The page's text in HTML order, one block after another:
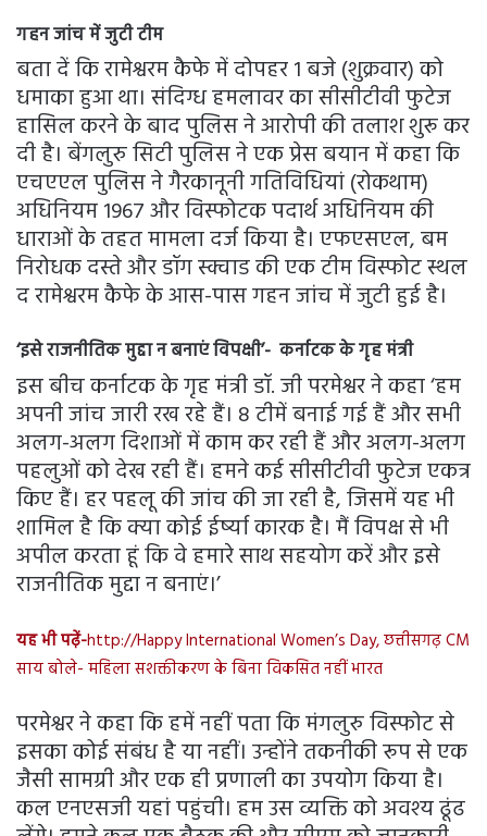
गहन जांच में जुटी टीम
बता दें कि रामेश्वरम कैफे में दोपहर 1 बजे (शुक्रवार) को
धमाका हुआ था। संदिग्ध हमलावर का सीसीटीवी फुटेज
हासिल करने के बाद पुलिस ने आरोपी की तलाश शुरू कर
दी है। बेंगलुरु सिटी पुलिस ने एक प्रेस बयान में कहा कि
एचएएल पुलिस ने गैरकानूनी गतिविधियां (रोकथाम)
अधिनियम 1967 और विस्फोटक पदार्थ अधिनियम की
धाराओं के तहत मामला दर्ज किया है। एफएसएल, बम
निरोधक दस्ते और डॉग स्क्वाड की एक टीम विस्फोट स्थल
द रामेश्वरम कैफे के आस-पास गहन जांच में जुटी हुई है।
‘इसे राजनीतिक मुद्दा न बनाएं विपक्षी’- कर्नाटक के गृह मंत्री
इस बीच कर्नाटक के गृह मंत्री डॉ. जी परमेश्वर ने कहा ‘हम
अपनी जांच जारी रख रहे हैं। 8 टीमें बनाई गई हैं और सभी
अलग-अलग दिशाओं में काम कर रही हैं और अलग-अलग
पहलुओं को देख रही हैं। हमने कई सीसीटीवी फुटेज एकत्र
किए हैं। हर पहलू की जांच की जा रही है, जिसमें यह भी
शामिल है कि क्या कोई ईर्ष्या कारक है। मैं विपक्ष से भी
अपील करता हूं कि वे हमारे साथ सहयोग करें और इसे
राजनीतिक मुद्दा न बनाएं।’
यह भी पढ़ें-http://Happy International Women’s Day, छत्तीसगढ़ CM
साय बोले- महिला सशक्तीकरण के बिना विकसित नहीं भारत
परमेश्वर ने कहा कि हमें नहीं पता कि मंगलुरु विस्फोट से
इसका कोई संबंध है या नहीं। उन्होंने तकनीकी रूप से एक
जैसी सामग्री और एक ही प्रणाली का उपयोग किया है।
कल एनएसजी यहां पहुंची। हम उस व्यक्ति को अवश्य ढूंढ